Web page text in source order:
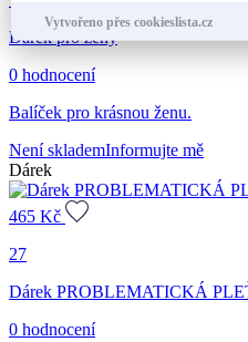
Dárek pro ženy
0 hodnocení
Balíček pro krásnou ženu.
Není sklademInformujte mě
Dárek
465 Kč
27
Dárek PROBLEMATICKÁ
0 hodnocení
Vytvořeno přes cookieslista.cz